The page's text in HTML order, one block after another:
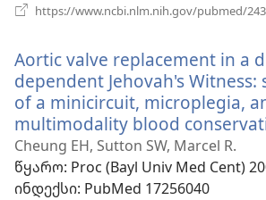
https://www.ncbi.nlm.nih.gov/pubmed/
Aortic valve replacement in a
dependent Jehovah's Witness:
of a minicircuit, microplegia,
multimodality blood
Cheung EH, Sutton SW, Marcel R.
წყარო‎: Proc (Bayl Univ Med Cent)
ინდექსი‎: PubMed 17256040